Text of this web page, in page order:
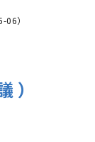
）
）